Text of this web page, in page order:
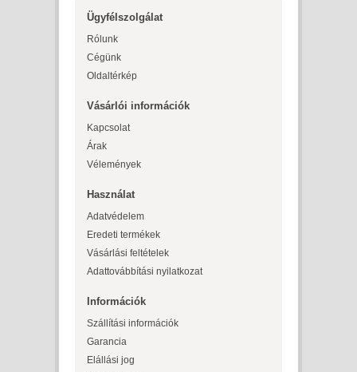
Ügyfélszolgálat
Rólunk
Cégünk
Oldaltérkép
Vásárlói információk
Kapcsolat
Árak
Vélemények
Használat
Adatvédelem
Eredeti termékek
Vásárlási feltételek
Adattovábbítási nyilatkozat
Információk
Szállítási információk
Garancia
Elállási jog